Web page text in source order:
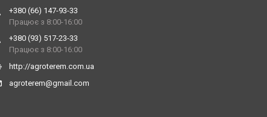
+380 (66) 147-93-33
Працює з 8:00-16:00
+380 (93) 517-23-33
Працює з 8:00-16:00
http://agroterem.com.ua
agroterem@gmail.com